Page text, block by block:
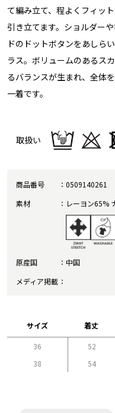
て編み立て、程よくフィッ
引き立てます。ショルダー
ドのドットボタンをあしら
ラス。ボリュームのあるス
るバランスが生まれ、全体
一着です。
取扱い
商品番号
0509140261
素材
レーヨン65%
原産国
中国
メディア掲載
サイズ 着丈
36 52
38
54